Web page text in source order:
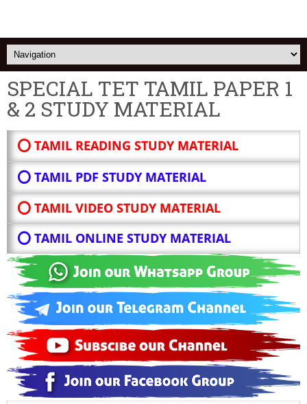
SPECIAL TET TAMIL PAPER 1
& 2 STUDY MATERIAL
⭕ TAMIL READING STUDY MATERIAL
⭕ TAMIL PDF STUDY MATERIAL
⭕ TAMIL VIDEO STUDY MATERIAL
⭕ TAMIL ONLINE STUDY MATERIAL